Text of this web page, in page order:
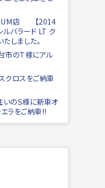
店 【2014
バラード LT ク
しました。
市のＴ様にアル
クロスをご納車
のＳ様に新車オ
ラをご納車!!